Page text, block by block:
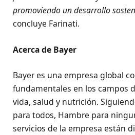
promoviendo un desarrollo
concluye Farinati.
Acerca de Bayer
Bayer es una empresa global
fundamentales en los campos
vida, salud y nutrición.
para todos, Hambre para
servicios de la empresa están